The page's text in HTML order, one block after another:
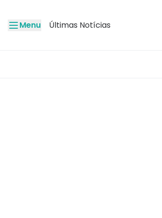
Menu Últimas Notícias